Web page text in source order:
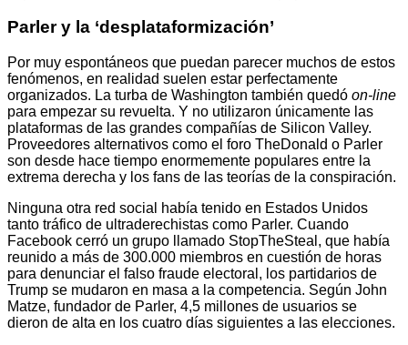
Parler y la ‘desplataformización’
Por muy espontáneos que puedan parecer muchos de estos
fenómenos, en realidad suelen estar perfectamente
organizados. La turba de Washington también quedó on-line
para empezar su revuelta. Y no utilizaron únicamente las
plataformas de las grandes compañías de Silicon Valley.
Proveedores alternativos como el foro TheDonald o Parler
son desde hace tiempo enormemente populares entre la
extrema derecha y los fans de las teorías de la conspiración.
Ninguna otra red social había tenido en Estados Unidos
tanto tráfico de ultraderechistas como Parler. Cuando
Facebook cerró un grupo llamado StopTheSteal, que había
reunido a más de 300.000 miembros en cuestión de horas
para denunciar el falso fraude electoral, los partidarios de
Trump se mudaron en masa a la competencia. Según John
Matze, fundador de Parler, 4,5 millones de usuarios se
dieron de alta en los cuatro días siguientes a las elecciones.